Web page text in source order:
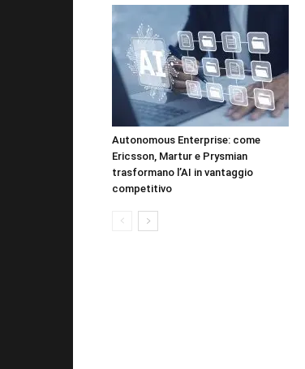
Autonomous Enterprise: come
Ericsson, Martur e Prysmian
trasformano l’AI in vantaggio
competitivo